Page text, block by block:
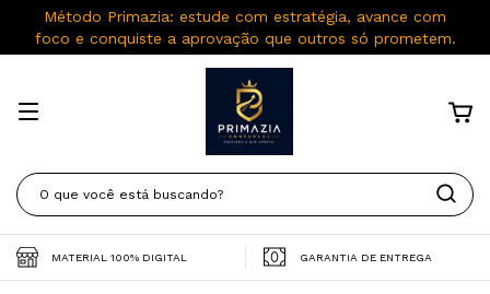
Método Primazia: estude com estratégia, avance com
foco e conquiste a aprovação que outros só prometem.
MATERIAL 100% DIGITAL GARANTIA DE ENTREGA